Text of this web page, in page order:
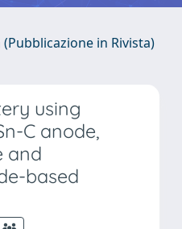
in Rivista)
using
C anode,
and
based